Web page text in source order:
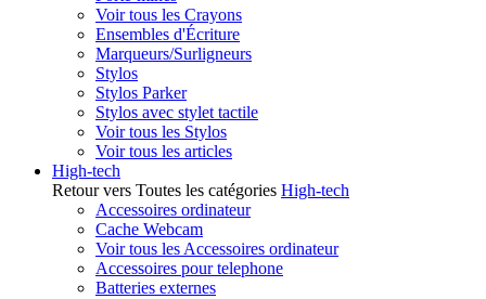
Voir tous les Crayons
Ensembles d'Écriture
Marqueurs/Surligneurs
Stylos
Stylos Parker
Stylos avec stylet tactile
Voir tous les Stylos
Voir tous les articles
High-tech
Retour vers Toutes les catégories High-tech
Accessoires ordinateur
Cache Webcam
Voir tous les Accessoires ordinateur
Accessoires pour telephone
Batteries externes